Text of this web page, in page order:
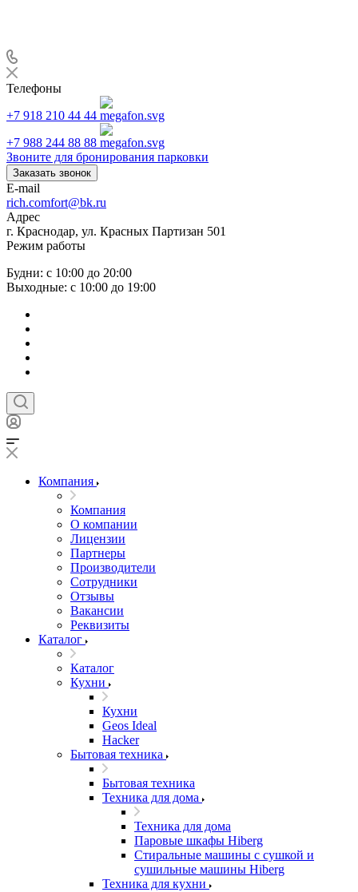
Телефоны
+7 918 210 44 44
+7 988 244 88 88
Звоните для бронирования парковки
Заказать звонок
E-mail
rich.comfort@bk.ru
Адрес
г. Краснодар, ул. Красных Партизан 501
Режим работы
Будни: с 10:00 до 20:00
Выходные: с 10:00 до 19:00
Компания
Компания
О компании
Лицензии
Партнеры
Производители
Сотрудники
Отзывы
Вакансии
Реквизиты
Каталог
Каталог
Кухни
Кухни
Geos Ideal
Hacker
Бытовая техника
Бытовая техника
Техника для дома
Техника для дома
Паровые шкафы Hiberg
Стиральные машины с сушкой и
сушильные машины Hiberg
Техника для кухни